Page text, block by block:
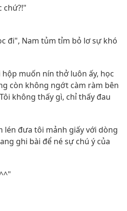
chứ?!"
đi", Nam tủm tỉm bỏ lơ sự khó
muốn nín thở luôn ấy, học
còn không ngớt càm ràm bên
không thấy gì, chỉ thấy đau
lén đưa tôi mảnh giấy với dòng
ghi bài để né sự chú ý của